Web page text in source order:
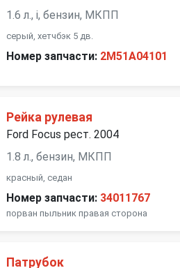
1.6 л., i, бензин, МКПП
серый, хетчбэк 5 дв.
Номер запчасти: 2M51A04101
Рейка рулевая
Ford Focus рест. 2004
1.8 л., бензин, МКПП
красный, седан
Номер запчасти: 34011767
порван пыльник правая сторона
Патрубок